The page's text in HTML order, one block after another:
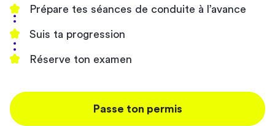
Prépare tes séances de conduite à l’avance
Suis ta progression
Réserve ton examen
Passe ton permis